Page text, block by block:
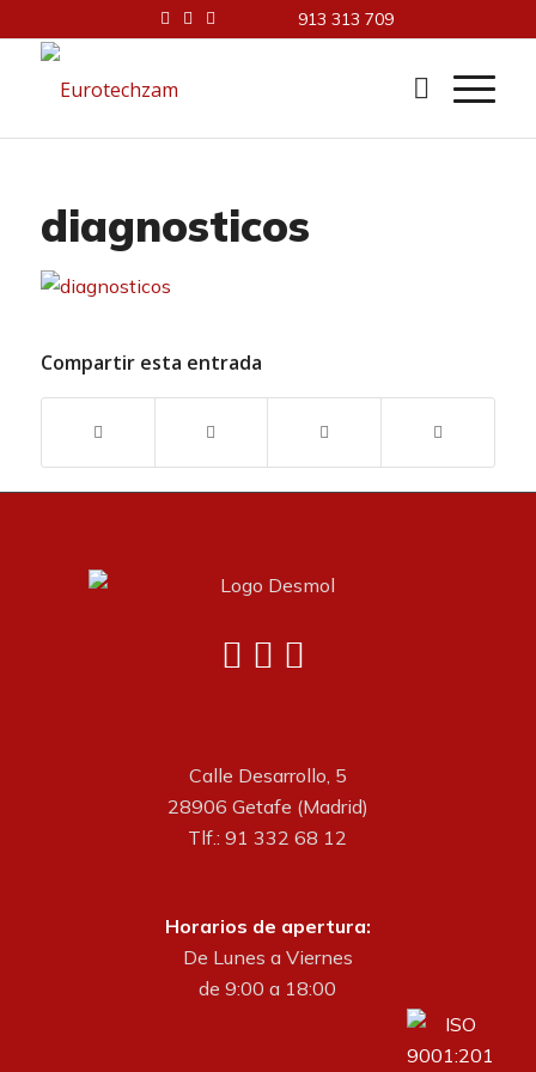
913 313 709
diagnosticos
Compartir esta entrada
Calle Desarrollo, 5
28906 Getafe (Madrid)
Tlf.: 91 332 68 12
Horarios de apertura:
De Lunes a Viernes
de 9:00 a 18:00